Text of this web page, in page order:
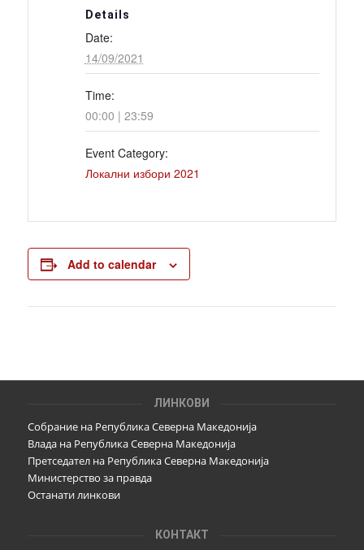
Details
Date:
14/09/2021
Time:
00:00 | 23:59
Event Category:
Локални избори 2021
Add to calendar
ЛИНКОВИ
Собрание на Република Северна Македонија
Влада на Република Северна Македонија
Претседател на Република Северна Македонија
Министерство за правда
Останати линкови
КОНТАКТ